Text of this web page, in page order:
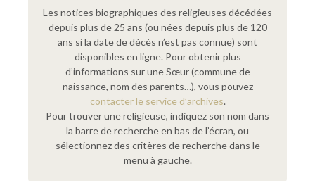
Les notices biographiques des religieuses décédées
depuis plus de 25 ans (ou nées depuis plus de 120
ans si la date de décès n’est pas connue) sont
disponibles en ligne. Pour obtenir plus
d’informations sur une Sœur (commune de
naissance, nom des parents…), vous pouvez
contacter le service d’archives.
Pour trouver une religieuse, indiquez son nom dans
la barre de recherche en bas de l’écran, ou
sélectionnez des critères de recherche dans le
menu à gauche.